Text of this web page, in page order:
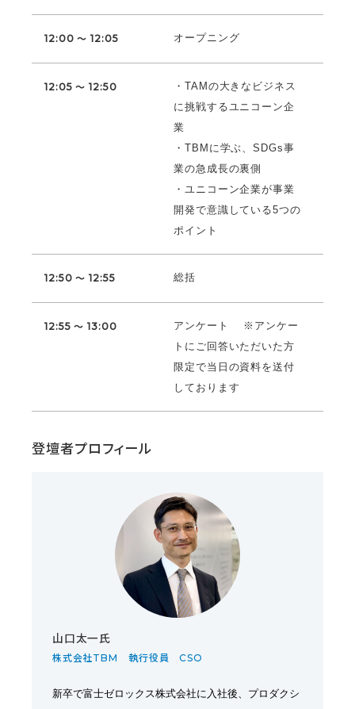
12:00 ～ 12:05 オープニング
12:05 ～ 12:50
・TAMの大きなビジネス
に挑戦するユニコーン企
業
・TBMに学ぶ、SDGs事
業の急成長の裏側
・ユニコーン企業が事業
開発で意識している5つの
ポイント
12:50 ～ 12:55 総括
12:55 ～ 13:00
アンケート ※アンケー
トにご回答いただいた方
限定で当日の資料を送付
しております
登壇者プロフィール
山口太一氏
株式会社TBM 執行役員 CSO
新卒で富⼠ゼロックス株式会社に⼊社後、プロダクシ